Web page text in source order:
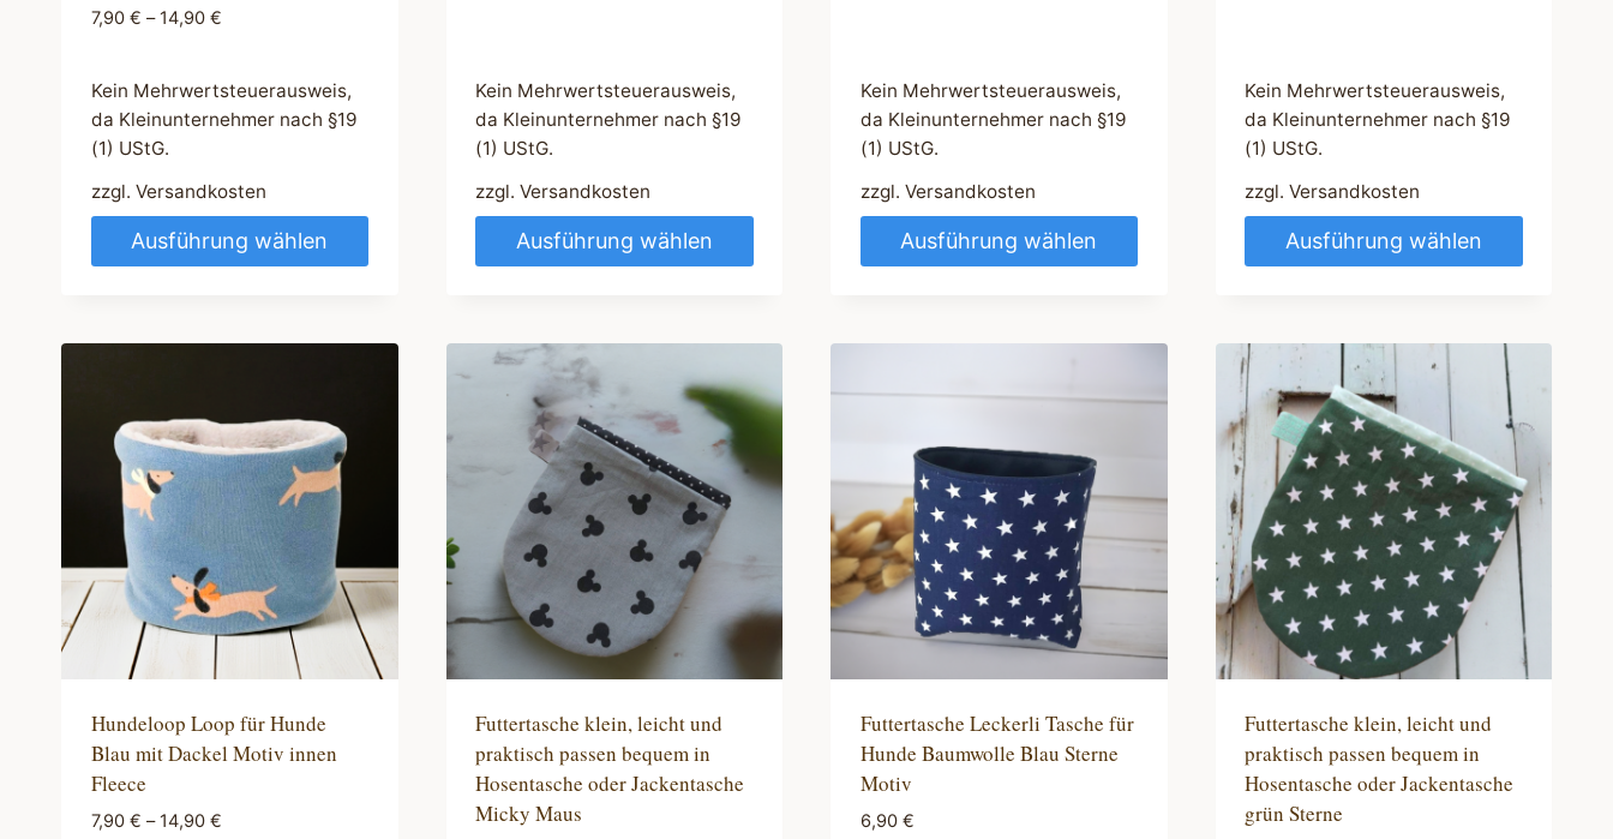
7,90 € –14,90 €
Kein Mehrwertsteuerausweis,
da Kleinunternehmer nach §19
(1) UStG.
zzgl. Versandkosten
Ausführung wählen
weist
auf.
Die
Optionen
können
auf
der
Produktseite
gewählt
Kein Mehrwertsteuerausweis,
da Kleinunternehmer nach §19
(1) UStG.
zzgl. Versandkosten
Ausführung wählen
weist
Varianten
Optionen
können
auf
der
Produktseite
gewählt
Kein Mehrwertsteuerausweis,
da Kleinunternehmer nach §19
(1) UStG.
zzgl. Versandkosten
Ausführung wählen
weist
Optionen
können
auf
der
Produktseite
Kein Mehrwertsteuerausweis,
da Kleinunternehmer nach §19
(1) UStG.
zzgl. Versandkosten
Ausführung wählen
weist
mehrere
Varianten
auf.
Die
Optionen
können
auf
der
Produktseite
gewählt
Hundeloop Loop für Hunde
Blau mit Dackel Motiv innen
Fleece
7,90 € –14,90 €
Futtertasche klein, leicht und
praktisch passen bequem in
Hosentasche oder Jackentasche
Micky Maus
Futtertasche Leckerli Tasche für
Hunde Baumwolle Blau Sterne
Motiv
6,90 €
Futtertasche klein, leicht und
praktisch passen bequem in
Hosentasche oder Jackentasche
grün Sterne